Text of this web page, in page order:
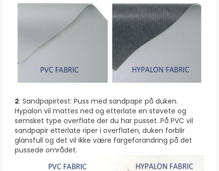
2: Sandpapirtest: Puss med sandpapir på duken.
Hypalon vil mattes ned og etterlate en støvete og
semsket type overflate der du har pusset. På PVC vil
sandpapir etterlate riper i overflaten, duken forblir
glansfull og det vil ikke være fargeforandring på det
pussede området.